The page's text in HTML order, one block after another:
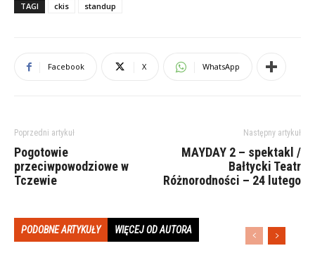
TAGI ckis standup
Facebook X WhatsApp
Poprzedni artykuł
Pogotowie
przeciwpowodziowe w
Tczewie
Następny artykuł
MAYDAY 2 – spektakl /
Bałtycki Teatr
Różnorodności – 24 lutego
PODOBNE ARTYKUŁY WIĘCEJ OD AUTORA